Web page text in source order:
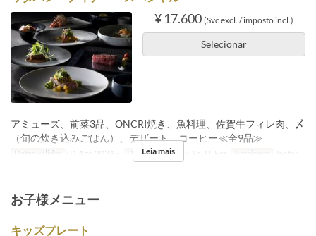
¥ 17.600 (Svc excl. / imposto incl.)
Selecionar
アミューズ、前菜3品、ONCRI焼き、魚料理、佐賀牛フィレ肉、〆
（旬の炊き込みごはん）、デザート、コーヒー≪全9品≫
Datas válidas 01 Ago 2024 ~ Dias Sg, T, Qi, Sx, Sa, D, Fer Refeições Jantar
Leia mais
お子様メニュー
キッズプレート